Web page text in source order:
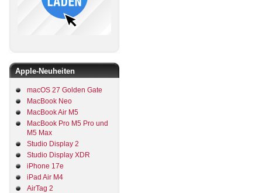
Apple-Neuheiten
macOS 27 Golden Gate
MacBook Neo
MacBook Air M5
MacBook Pro M5 Pro und
M5 Max
Studio Display 2
Studio Display XDR
iPhone 17e
iPad Air M4
AirTag 2